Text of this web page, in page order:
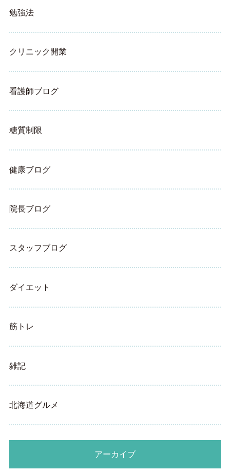
勉強法
クリニック開業
看護師ブログ
糖質制限
健康ブログ
院長ブログ
スタッフブログ
ダイエット
筋トレ
雑記
北海道グルメ
アーカイブ